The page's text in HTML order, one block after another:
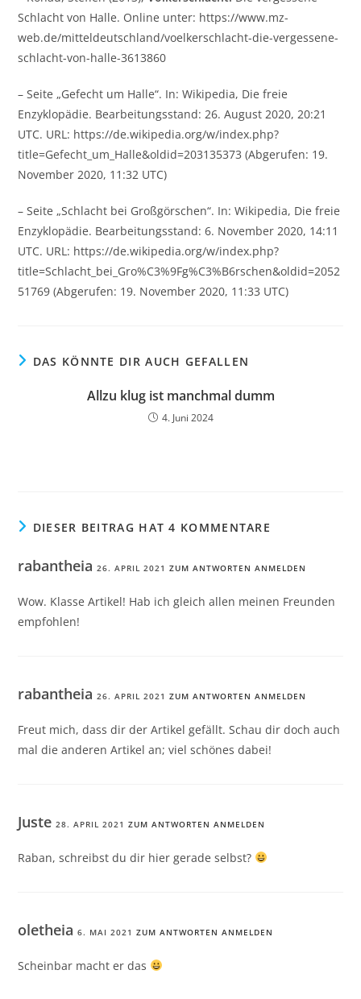
Schlacht von Halle. Online unter: https://www.mz-
web.de/mitteldeutschland/voelkerschlacht-die-vergessene-
schlacht-von-halle-3613860
– Seite „Gefecht um Halle“. In: Wikipedia, Die freie
Enzyklopädie. Bearbeitungsstand: 26. August 2020, 20:21
UTC. URL: https://de.wikipedia.org/w/index.php?
title=Gefecht_um_Halle&oldid=203135373 (Abgerufen: 19.
November 2020, 11:32 UTC)
– Seite „Schlacht bei Großgörschen“. In: Wikipedia, Die freie
Enzyklopädie. Bearbeitungsstand: 6. November 2020, 14:11
UTC. URL: https://de.wikipedia.org/w/index.php?
title=Schlacht_bei_Gro%C3%9Fg%C3%B6rschen&oldid=2052
51769 (Abgerufen: 19. November 2020, 11:33 UTC)
DAS KÖNNTE DIR AUCH GEFALLEN
Allzu klug ist manchmal dumm
4. Juni 2024
DIESER BEITRAG HAT 4 KOMMENTARE
rabantheia26. APRIL 2021 ZUM ANTWORTEN ANMELDEN
Wow. Klasse Artikel! Hab ich gleich allen meinen Freunden
empfohlen!
rabantheia26. APRIL 2021 ZUM ANTWORTEN ANMELDEN
Freut mich, dass dir der Artikel gefällt. Schau dir doch auch
mal die anderen Artikel an; viel schönes dabei!
Juste28. APRIL 2021 ZUM ANTWORTEN ANMELDEN
Raban, schreibst du dir hier gerade selbst?
oletheia6. MAI 2021 ZUM ANTWORTEN ANMELDEN
Scheinbar macht er das